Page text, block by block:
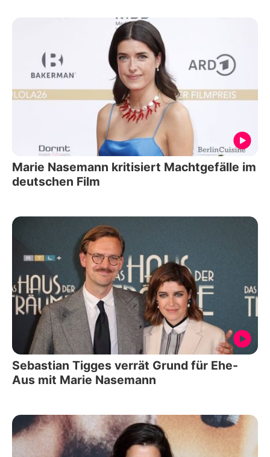
Marie Nasemann kritisiert Machtgefälle im
deutschen Film
Sebastian Tigges verrät Grund für Ehe-
Aus mit Marie Nasemann